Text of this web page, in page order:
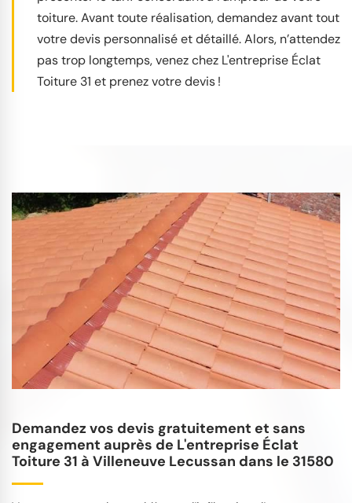
toiture. Avant toute réalisation, demandez avant tout
votre devis personnalisé et détaillé. Alors, n’attendez
pas trop longtemps, venez chez L'entreprise Éclat
Toiture 31 et prenez votre devis !
Demandez vos devis gratuitement et sans
engagement auprès de L'entreprise Éclat
Toiture 31 à Villeneuve Lecussan dans le 31580